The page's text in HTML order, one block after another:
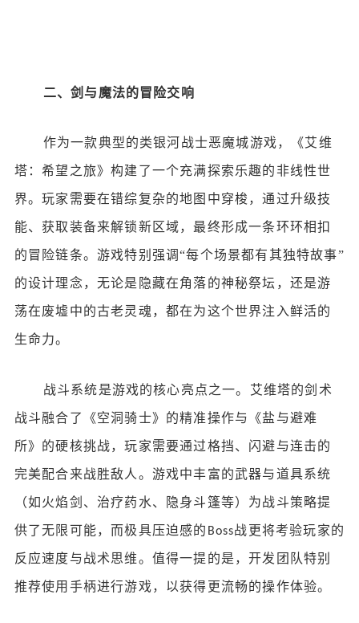
二、剑与魔法的冒险交响
作为一款典型的类银河战士恶魔城游戏，《艾维
塔：希望之旅》构建了一个充满探索乐趣的非线性世
界。玩家需要在错综复杂的地图中穿梭，通过升级技
能、获取装备来解锁新区域，最终形成一条环环相扣
的冒险链条。游戏特别强调“每个场景都有其独特故事”
的设计理念，无论是隐藏在角落的神秘祭坛，还是游
荡在废墟中的古老灵魂，都在为这个世界注入鲜活的
生命力。
战斗系统是游戏的核心亮点之一。艾维塔的剑术
战斗融合了《空洞骑士》的精准操作与《盐与避难
所》的硬核挑战，玩家需要通过格挡、闪避与连击的
完美配合来战胜敌人。游戏中丰富的武器与道具系统
（如火焰剑、治疗药水、隐身斗篷等）为战斗策略提
供了无限可能，而极具压迫感的 Boss战更将考验玩家的
反应速度与战术思维。值得一提的是，开发团队特别
推荐使用手柄进行游戏，以获得更流畅的操作体验。